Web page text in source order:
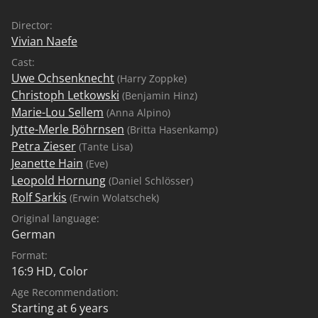
Director:
Vivian Naefe
Cast:
Uwe Ochsenknecht (Harry Zoppke)
Christoph Letkowski (Benjamin Hinz)
Marie-Lou Sellem (Anna Alpino)
Jytte-Merle Böhrnsen (Britta Hasenkamp)
Petra Zieser (Tante Lisa)
Jeanette Hain (Eve)
Leopold Hornung (Daniel Schlösser)
Rolf Sarkis (Erwin Wolatschek)
Original language:
German
Format:
16:9 HD, Color
Age Recommendation:
Starting at 6 years